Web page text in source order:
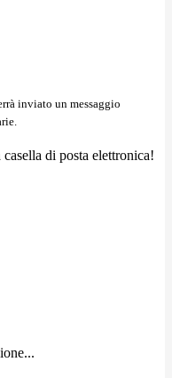
inviato un messaggio
di posta elettronica!